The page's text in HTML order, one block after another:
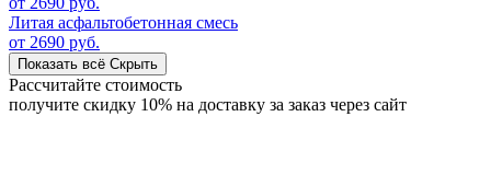
Литая асфальтобетонная смесь
от 2690 руб.
Показать всё Скрыть
Рассчитайте стоимость
получите скидку 10% на доставку за заказ через сайт